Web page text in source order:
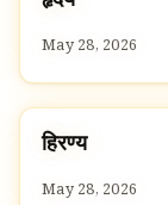
ह
May 28, 2026
Hह
हिरण्य
May 28, 2026